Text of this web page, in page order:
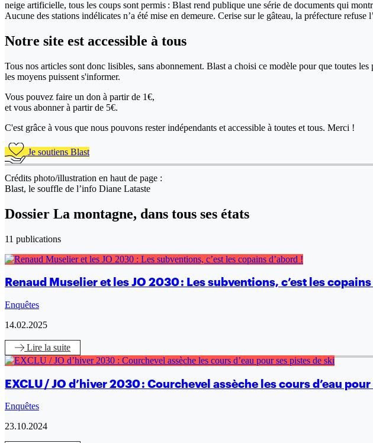
neige artificielle, tous les coups sont permis : Blast rend publique une série de documents qui
Aucune des stations indélicates n’a été mise en demeure. Cerise sur le gâteau, la préfecture
Notre site est accessible à tous
Tous nos articles sont donc lisibles, sans abonnement. Blast a choisi ce modèle pour que toutes les
les moyens puissent s'informer.
Vous pouvez faire un don à partir de 1€,
et vous abonner à partir de 5€.
C'est grâce à vous que nous pouvons rester indépendants et accessible à toutes et tous. Merci !
Je soutiens Blast
Crédits photo/illustration en haut de page :
Blast, le souffle de l’info Diane Lataste
Dossier La montagne, dans tous ses états
11 publications
Renaud Muselier et les JO 2030 : Les subventions, c’est les copains
Enquêtes
14.02.2025
Lire la suite
EXCLU / JO d’hiver 2030 : Courchevel assèche les cours d’eau
Enquêtes
23.10.2024